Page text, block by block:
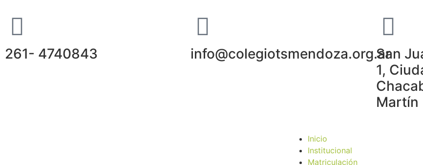
261- 4740843 info@colegiotsmendoza.org.ar
San
1,
Martín
Inicio
Institucional
Matriculación